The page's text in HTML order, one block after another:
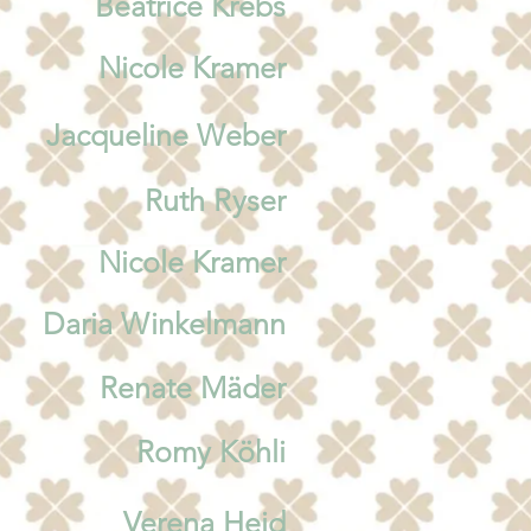
Nicole Kramer
Jacqueline Weber
Ruth Ryser
Nicole Kramer
Daria Winkelmann
Renate Mäder
Romy Köhli
Verena Heid